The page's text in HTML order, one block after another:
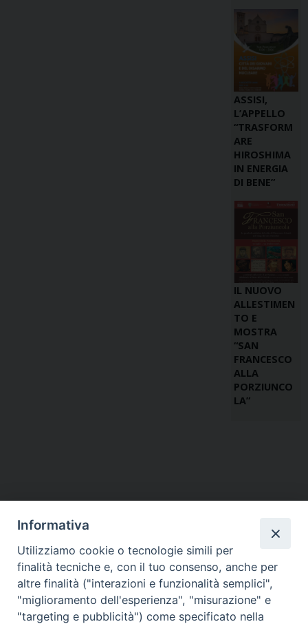
ASSISI,
L’APPELLO
“TRASFORM
ARE
HIROSHIMA
IN ENERGIA
DI BENE”
IL NUOVO
ALLESTIMEN
TO E
MOSTRA
“SAN
FRANCESCO
ALLA
PORZIUNCO
LA”
Informativa
Utilizziamo cookie o tecnologie simili per
finalità tecniche e, con il tuo consenso, anche per
altre finalità ("interazioni e funzionalità semplici",
"miglioramento dell'esperienza", "misurazione" e
"targeting e pubblicità") come specificato nella